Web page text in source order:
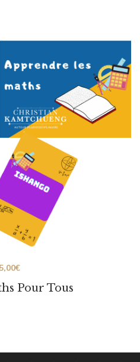
Pour Tous
€